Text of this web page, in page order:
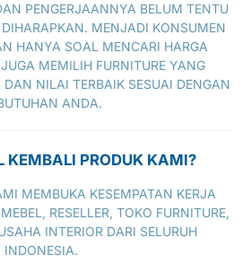
PENGERJAANNYA BELUM TENTU
MENJADI KONSUMEN
HANYA SOAL MENCARI HARGA
MEMILIH FURNITURE YANG
NILAI TERBAIK SESUAI DENGAN
ANDA.
KEMBALI PRODUK KAMI?
MEMBUKA KESEMPATAN KERJA
RESELLER, TOKO FURNITURE,
INTERIOR DARI SELURUH
INDONESIA.